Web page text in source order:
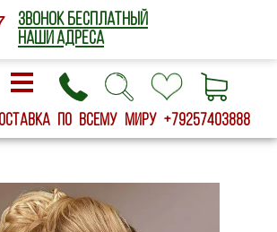
ЗВОНОК БЕСПЛАТНЫЙ
НАШИ АДРЕСА
по всему миру +79257403888